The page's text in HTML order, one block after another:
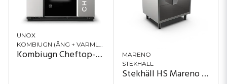
UNOX
KOMBIUGN (ÅNG + VARMLUFT)
Kombiugn Cheftop-X 6 x GN 1/1
MARENO
STEKHÄLL
Stekhäll HS Mareno M1-70 FT78ELG#